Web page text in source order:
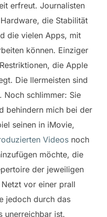
erfreut. Journalisten
die Stabilität
die vielen Apps, mit
können. Einziger
die Apple
Die llermeisten sind
Noch schlimmer: Sie
behindern mich bei der
seinen in iMovie,
Videosnoch
möchte, die
der jeweiligen
vor einer prall
jedoch durch das
unerreichbar ist.